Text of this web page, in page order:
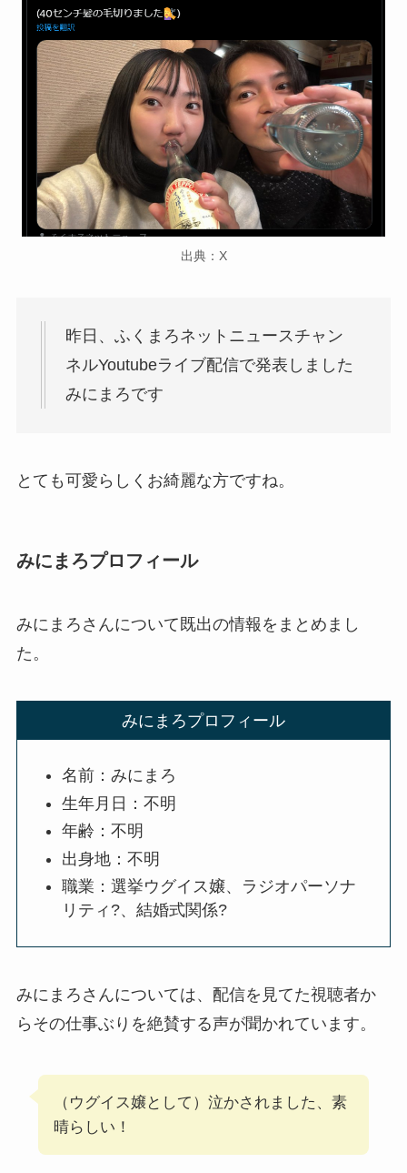
出典：X
昨日、ふくまろネットニュースチャン
ネルYoutubeライブ配信で発表しました
みにまろです
とても可愛らしくお綺麗な方ですね。
みにまろプロフィール
みにまろさんについて既出の情報をまとめまし
た。
みにまろプロフィール
名前：みにまろ
生年月日：不明
年齢：不明
出身地：不明
職業：選挙ウグイス嬢、ラジオパーソナ
リティ?、結婚式関係?
みにまろさんについては、配信を見てた視聴者か
らその仕事ぶりを絶賛する声が聞かれています。
（ウグイス嬢として）泣かされました、素
晴らしい！